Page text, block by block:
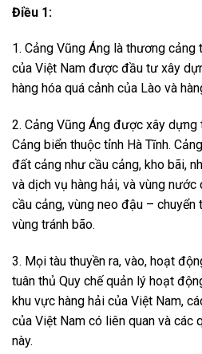
Điều 1:
1. Cảng Vũng Áng là thương cảng
của Việt Nam được đầu tư xây
hàng hóa quá cảnh của Lào và
2. Cảng Vũng Áng được xây dựng
Cảng biển thuộc tỉnh Hà Tĩnh.
đất cảng như cầu cảng, kho bãi,
và dịch vụ hàng hải, và vùng
cầu cảng, vùng neo đậu – chuyển
vùng tránh bão.
3. Mọi tàu thuyền ra, vào, hoạt
tuân thủ Quy chế quản lý hoạt
khu vực hàng hải của Việt Nam,
của Việt Nam có liên quan và các
này.